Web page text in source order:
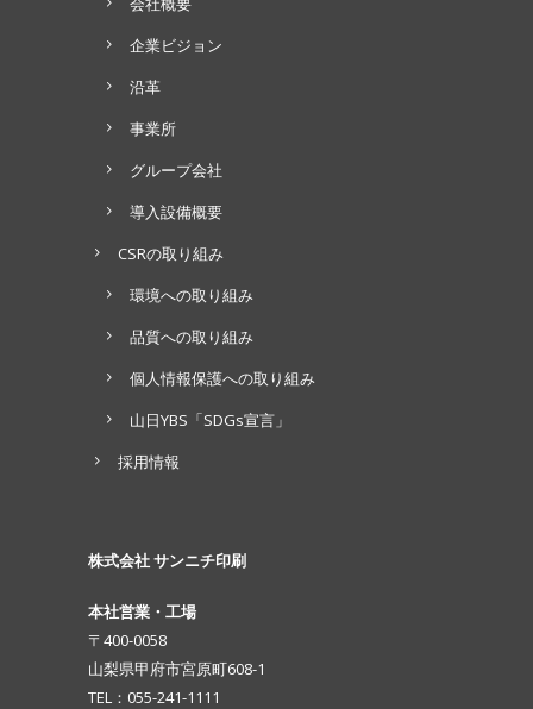
企業ビジョン
沿革
事業所
グループ会社
導入設備概要
CSRの取り組み
環境への取り組み
品質への取り組み
個人情報保護への取り組み
山日YBS「SDGs宣言」
採用情報
株式会社 サンニチ印刷
本社営業・工場
〒400-0058
山梨県甲府市宮原町608-1
TEL：055-241-1111